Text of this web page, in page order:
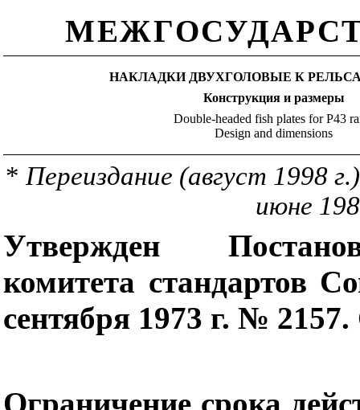
НАКЛАДКИ ДВУХГОЛОВЫЕ К
Конструкция и размеры
Double-headed fish plates for P43
Design and dimensions
* Переиздание (август 1998
июне
Утвержден
комитета стандартов
сентября 1973 г. №